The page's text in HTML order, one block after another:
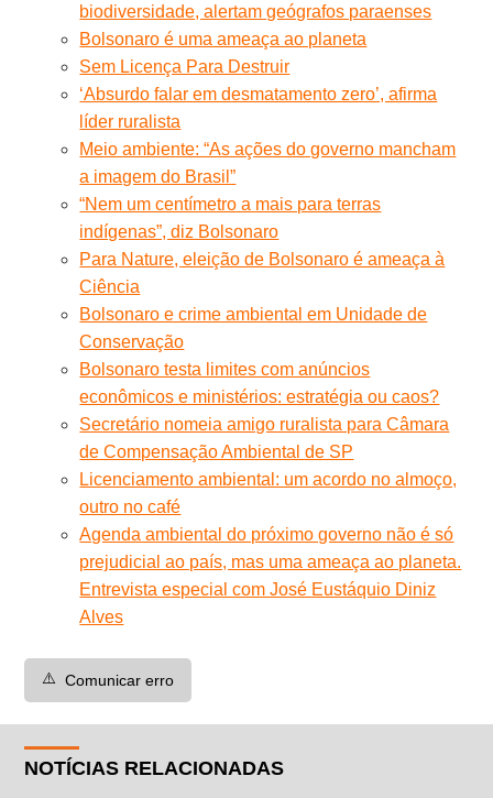
biodiversidade, alertam geógrafos paraenses
Bolsonaro é uma ameaça ao planeta
Sem Licença Para Destruir
‘Absurdo falar em desmatamento zero’, afirma
líder ruralista
Meio ambiente: “As ações do governo mancham
a imagem do Brasil”
“Nem um centímetro a mais para terras
indígenas”, diz Bolsonaro
Para Nature, eleição de Bolsonaro é ameaça à
Ciência
Bolsonaro e crime ambiental em Unidade de
Conservação
Bolsonaro testa limites com anúncios
econômicos e ministérios: estratégia ou caos?
Secretário nomeia amigo ruralista para Câmara
de Compensação Ambiental de SP
Licenciamento ambiental: um acordo no almoço,
outro no café
Agenda ambiental do próximo governo não é só
prejudicial ao país, mas uma ameaça ao planeta.
Entrevista especial com José Eustáquio Diniz
Alves
⚠️ Comunicar erro
NOTÍCIAS RELACIONADAS